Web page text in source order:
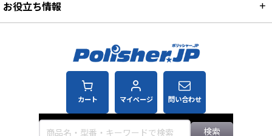
カート マイページ 問い合わせ
検索
お役立ち情報